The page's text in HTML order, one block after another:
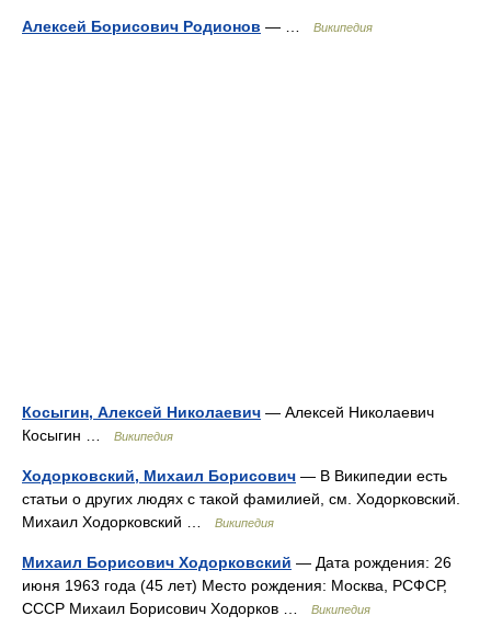
Алексей Борисович Родионов — … Википедия
Косыгин, Алексей Николаевич — Алексей Николаевич
Косыгин …
Википедия
Ходорковский, Михаил Борисович — В Википедии есть
статьи о других людях с такой фамилией, см. Ходорковский.
Михаил Ходорковский …
Википедия
Михаил Борисович Ходорковский — Дата рождения: 26
июня 1963 года (45 лет) Место рождения: Москва, РСФСР,
СССР Михаил Борисович Ходорков …
Википедия